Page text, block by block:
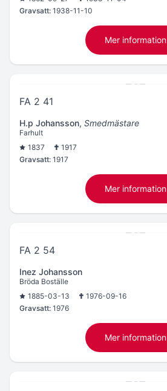
Gravsatt: 1938-11-10
Mer information
FA 2 41
H.p Johansson, Smedmästare
Farhult
1837
1917
Gravsatt: 1917
Mer information
FA 2 54
Inez Johansson
Bröda Boställe
1885-03-13
1976-09-16
Gravsatt: 1976
Mer information